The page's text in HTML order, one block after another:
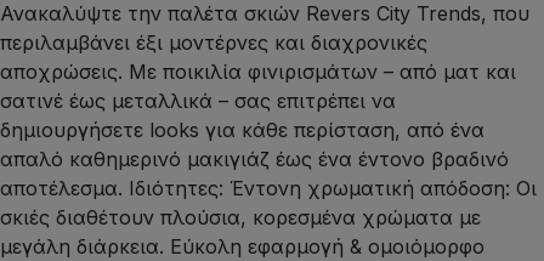
Ανακαλύψτε την παλέτα σκιών Revers City Trends, που
περιλαμβάνει έξι μοντέρνες και διαχρονικές
αποχρώσεις. Με ποικιλία φινιρισμάτων – από ματ και
σατινέ έως μεταλλικά – σας επιτρέπει να
δημιουργήσετε looks για κάθε περίσταση, από ένα
απαλό καθημερινό μακιγιάζ έως ένα έντονο βραδινό
αποτέλεσμα. Ιδιότητες: Έντονη χρωματική απόδοση: Οι
σκιές διαθέτουν πλούσια, κορεσμένα χρώματα με
μεγάλη διάρκεια. Εύκολη εφαρμογή & ομοιόμορφο